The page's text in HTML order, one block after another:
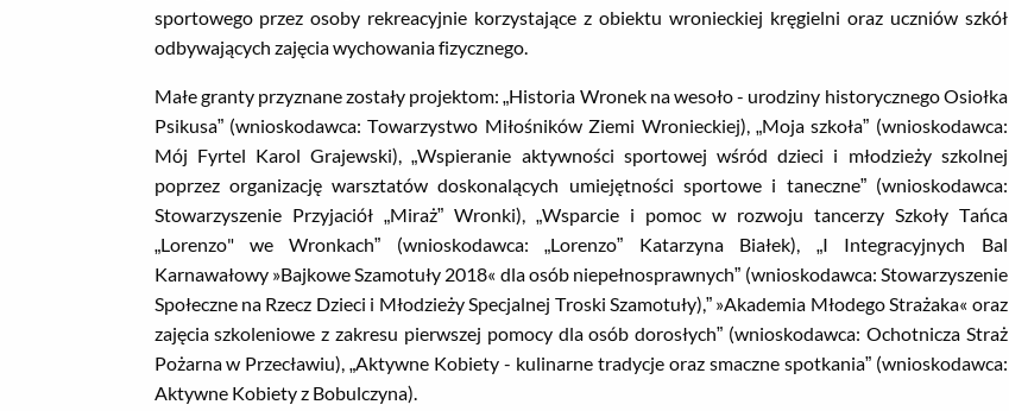
sportowego przez osoby rekreacyjnie korzystające z obiektu wronieckiej kręgielni oraz uczniów szkół
odbywających zajęcia wychowania fizycznego.
Małe granty przyznane zostały projektom: „Historia Wronek na wesoło - urodziny historycznego Osiołka
Psikusa” (wnioskodawca: Towarzystwo Miłośników Ziemi Wronieckiej), „Moja szkoła” (wnioskodawca:
Mój Fyrtel Karol Grajewski), „Wspieranie aktywności sportowej wśród dzieci i młodzieży szkolnej
poprzez organizację warsztatów doskonalących umiejętności sportowe i taneczne” (wnioskodawca:
Stowarzyszenie Przyjaciół „Miraż” Wronki), „Wsparcie i pomoc w rozwoju tancerzy Szkoły Tańca
„Lorenzo" we Wronkach” (wnioskodawca: „Lorenzo” Katarzyna Białek), „I Integracyjnych Bal
Karnawałowy »Bajkowe Szamotuły 2018« dla osób niepełnosprawnych” (wnioskodawca: Stowarzyszenie
Społeczne na Rzecz Dzieci i Młodzieży Specjalnej Troski Szamotuły),” »Akademia Młodego Strażaka« oraz
zajęcia szkoleniowe z zakresu pierwszej pomocy dla osób dorosłych” (wnioskodawca: Ochotnicza Straż
Pożarna w Przecławiu), „Aktywne Kobiety - kulinarne tradycje oraz smaczne spotkania” (wnioskodawca:
Aktywne Kobiety z Bobulczyna).